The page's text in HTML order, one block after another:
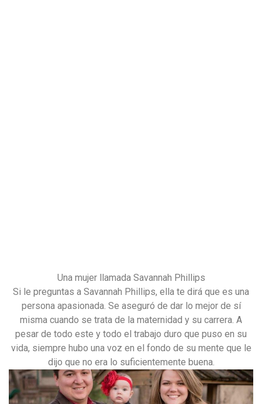
Una mujer llamada Savannah Phillips
Si le preguntas a Savannah Phillips, ella te dirá que es una
persona apasionada. Se aseguró de dar lo mejor de sí
misma cuando se trata de la maternidad y su carrera. A
pesar de todo este y todo el trabajo duro que puso en su
vida, siempre hubo una voz en el fondo de su mente que le
dijo que no era lo suficientemente buena.